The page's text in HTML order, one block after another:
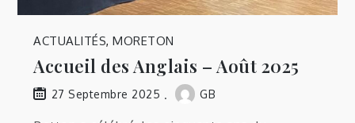
ACTUALITÉS,MORETON
Accueil des Anglais – Août 2025
27 Septembre 2025 GB